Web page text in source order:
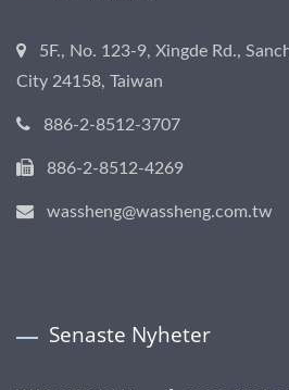
5F., No. 123-9, Xingde Rd.,
City 24158, Taiwan
886-2-8512-3707
886-2-8512-4269
wassheng@wassheng.com.tw
Senaste Nyheter